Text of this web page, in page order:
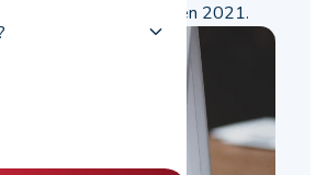
commander du mazout en 2021.